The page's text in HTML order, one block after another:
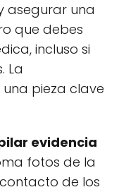
asegurar una
que debes
incluso si
La
pieza clave
evidencia
fotos de la
de los